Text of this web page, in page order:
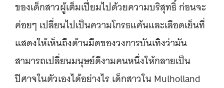
ของเด็กสาวผู้เต็มเปี่ยมไปด้วยความบริสุทธิ์ ก่อนจะ
ค่อยๆ เปลี่ยนไปเป็นความโกรธแค้นและเลือดเย็นที่
แสดงให้เห็นถึงด้านมืดของวงการบันเทิงว่ามัน
สามารถเปลี่ยนมนุษย์ดีงามคนหนึ่งให้กลายเป็น
ปิศาจในตัวเองได้อย่างไร เด็กสาวใน Mulholland